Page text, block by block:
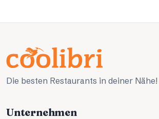
Die besten Restaurants in deiner Nähe!
Unternehmen